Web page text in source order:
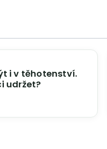
i v těhotenství.
udržet?